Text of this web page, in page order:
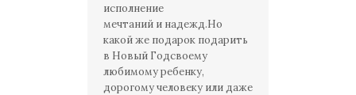
исполнение
мечтаний и надежд.Но
какой же подарок подарить
в Новый Годсвоему
любимому ребенку,
дорогому человеку или даже